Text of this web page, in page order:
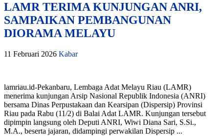
LAMR TERIMA KUNJUNGAN ANRI,
SAMPAIKAN PEMBANGUNAN
DIORAMA MELAYU
11 Februari 2026 Kabar
lamriau.id-Pekanbaru, Lembaga Adat Melayu Riau (LAMR)
menerima kunjungan Arsip Nasional Republik Indonesia (ANRI)
bersama Dinas Perpustakaan dan Kearsipan (Dispersip) Provinsi
Riau pada Rabu (11/2) di Balai Adat LAMR. Kunjungan tersebut
dipimpin langsung oleh Deputi ANRI, Wiwi Diana Sari, S.Si.,
M.A., beserta jajaran, didampingi perwakilan Dispersip ...